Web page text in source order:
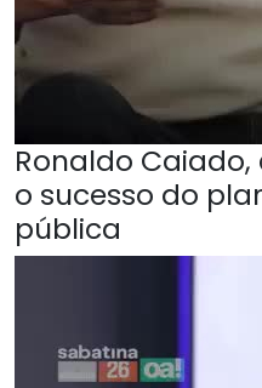
Ronaldo Caiado,
o sucesso do
pública